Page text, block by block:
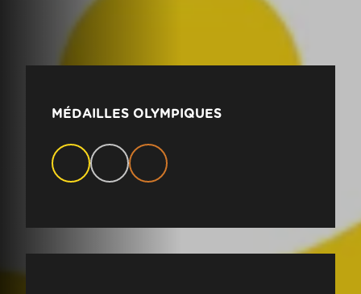
MÉDAILLES OLYMPIQUES